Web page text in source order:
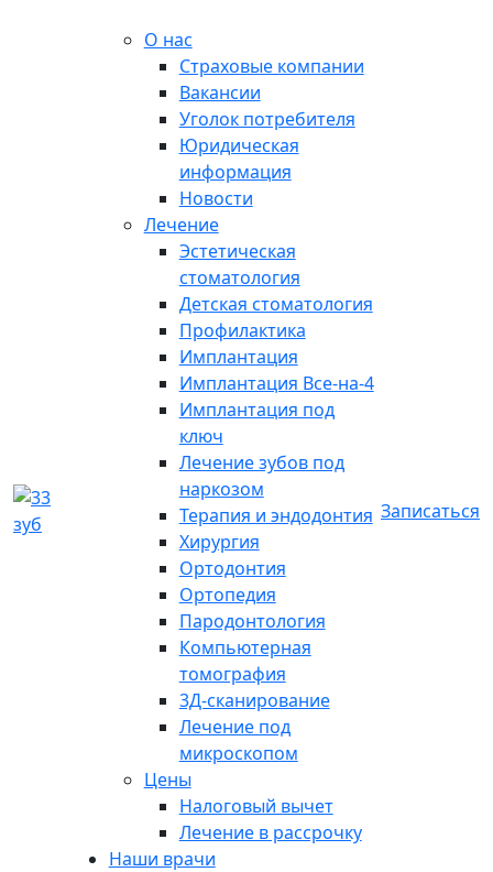
О нас
Страховые компании
Вакансии
Уголок потребителя
Юридическая
информация
Новости
Лечение
Эстетическая
стоматология
Детская стоматология
Профилактика
Имплантация
Имплантация Все-на-4
Имплантация под
ключ
Лечение зубов под
наркозом
Терапия и эндодонтия
Хирургия
Ортодонтия
Ортопедия
Пародонтология
Компьютерная
томография
3Д-сканирование
Лечение под
микроскопом
Цены
Налоговый вычет
Лечение в рассрочку
Наши врачи
Записаться